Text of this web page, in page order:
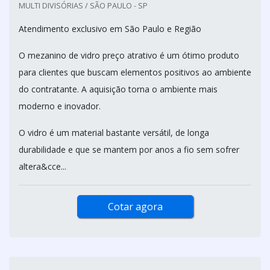
MULTI DIVISÓRIAS / SÃO PAULO - SP
Atendimento exclusivo em São Paulo e Região
O mezanino de vidro preço atrativo é um ótimo produto
para clientes que buscam elementos positivos ao ambiente
do contratante. A aquisição torna o ambiente mais
moderno e inovador.
O vidro é um material bastante versátil, de longa
durabilidade e que se mantem por anos a fio sem sofrer
altera&cce...
Cotar agora